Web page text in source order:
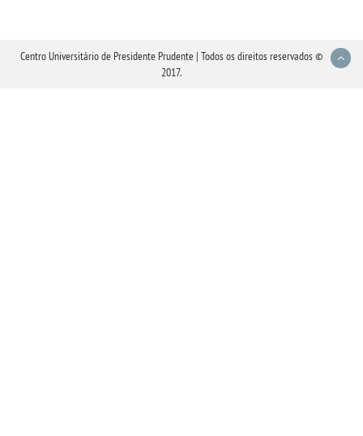
Centro Universitário de Presidente Prudente | Todos os direitos reservados ©
2017.